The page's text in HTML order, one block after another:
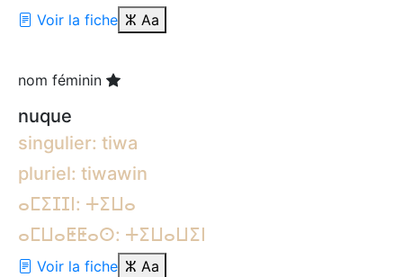
Voir la fiche ⵣ Aa
nom féminin
nuque
singulier: tiwa
pluriel: tiwawin
ⴰⵎⵉⵊⵊⵏ: ⵜⵉⵡⴰ
ⴰⵎⵡⴰⵟⵟⴰⵙ: ⵜⵉⵡⴰⵡⵉⵏ
Voir la fiche ⵣ Aa